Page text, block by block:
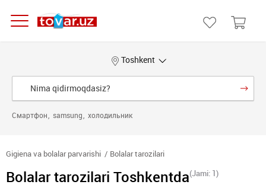
Toshkent
Смартфон samsung холодильник
Gigiena va bolalar parvarishi Bolalar tarozilari
Bolalar tarozilari Toshkentda(Jami: 1)